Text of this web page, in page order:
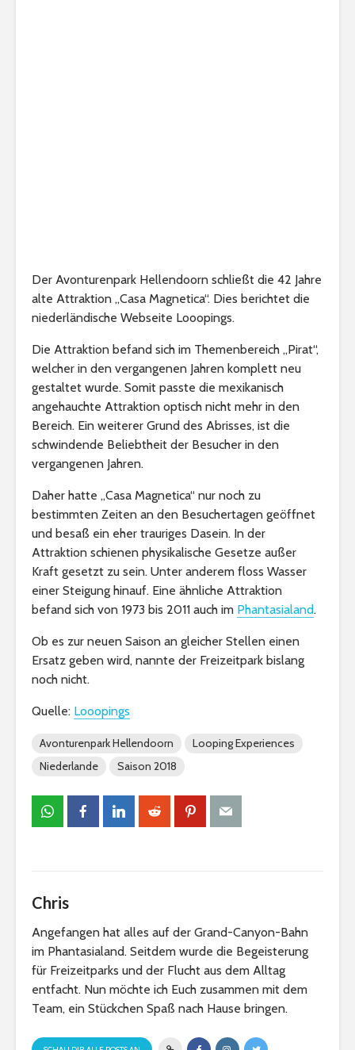
Der Avonturenpark Hellendoorn schließt die 42 Jahre
alte Attraktion „Casa Magnetica“. Dies berichtet die
niederländische Webseite Looopings.
Die Attraktion befand sich im Themenbereich „Pirat“,
welcher in den vergangenen Jahren komplett neu
gestaltet wurde. Somit passte die mexikanisch
angehauchte Attraktion optisch nicht mehr in den
Bereich. Ein weiterer Grund des Abrisses, ist die
schwindende Beliebtheit der Besucher in den
vergangenen Jahren.
Daher hatte „Casa Magnetica“ nur noch zu
bestimmten Zeiten an den Besuchertagen geöffnet
und besaß ein eher trauriges Dasein. In der
Attraktion schienen physikalische Gesetze außer
Kraft gesetzt zu sein. Unter anderem floss Wasser
einer Steigung hinauf. Eine ähnliche Attraktion
befand sich von 1973 bis 2011 auch im Phantasialand.
Ob es zur neuen Saison an gleicher Stellen einen
Ersatz geben wird, nannte der Freizeitpark bislang
noch nicht.
Quelle: Looopings
Avonturenpark Hellendoorn
Looping Experiences
Niederlande
Saison 2018
Chris
Angefangen hat alles auf der Grand-Canyon-Bahn
im Phantasialand. Seitdem wurde die Begeisterung
für Freizeitparks und der Flucht aus dem Alltag
entfacht. Nun möchte ich Euch zusammen mit dem
Team, ein Stückchen Spaß nach Hause bringen.